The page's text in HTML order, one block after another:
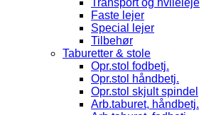
Transport og hvileleje
Faste lejer
Special lejer
Tilbehør
Taburetter & stole
Opr.stol fodbetj.
Opr.stol håndbetj.
Opr.stol skjult spindel
Arb.taburet, håndbetj.